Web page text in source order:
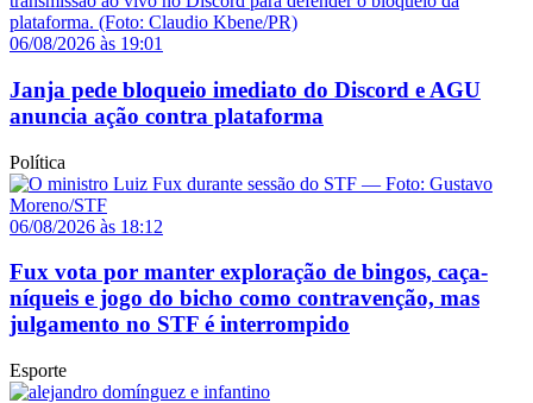
06/08/2026 às 19:01
Janja pede bloqueio imediato do Discord e AGU
anuncia ação contra plataforma
Política
06/08/2026 às 18:12
Fux vota por manter exploração de bingos, caça-
níqueis e jogo do bicho como contravenção, mas
julgamento no STF é interrompido
Esporte